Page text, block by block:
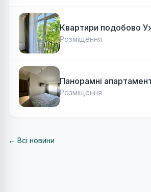
Квартири подобово
Розміщення
Панорамні
Розміщення
← Всі новини